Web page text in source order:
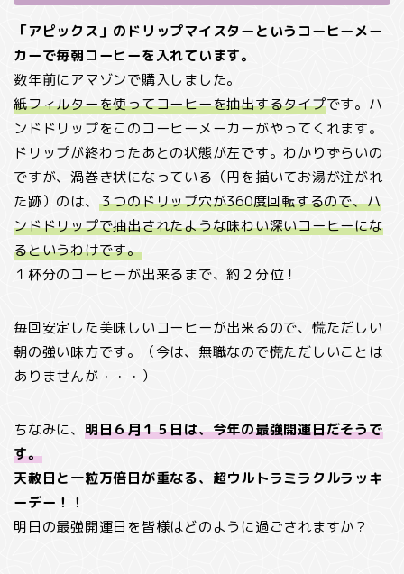
「アピックス」のドリップマイスターというコーヒーメー
カーで毎朝コーヒーを入れています。
数年前にアマゾンで購入しました。
紙フィルターを使ってコーヒーを抽出するタイプです。ハ
ンドドリップをこのコーヒーメーカーがやってくれます。
ドリップが終わったあとの状態が左です。わかりずらいの
ですが、渦巻き状になっている（円を描いてお湯が注がれ
た跡）のは、 ３つのドリップ穴が360度回転するので、ハ
ンドドリップで抽出されたような味わい深いコーヒーにな
るというわけです。
１杯分のコーヒーが出来るまで、約２分位！
毎回安定した美味しいコーヒーが出来るので、慌ただしい
朝の強い味方です。（今は、無職なので慌ただしいことは
ありませんが・・・）
ちなみに、 明日６月１５日は、今年の最強開運日だそうで
す。
天赦日と一粒万倍日が重なる、超ウルトラミラクルラッキ
ーデー！！
明日の最強開運日を皆様はどのように過ごされますか？